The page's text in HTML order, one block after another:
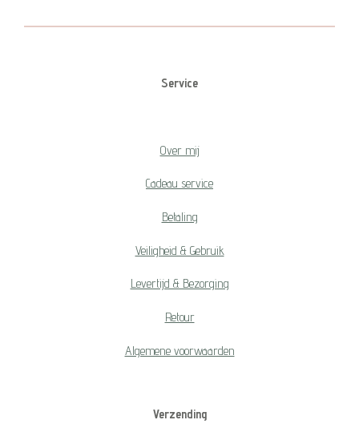
Service
Over mij
Cadeau service
Betaling
Veiligheid & Gebruik
Levertijd & Bezorging
Retour
Algemene voorwaarden
Verzending